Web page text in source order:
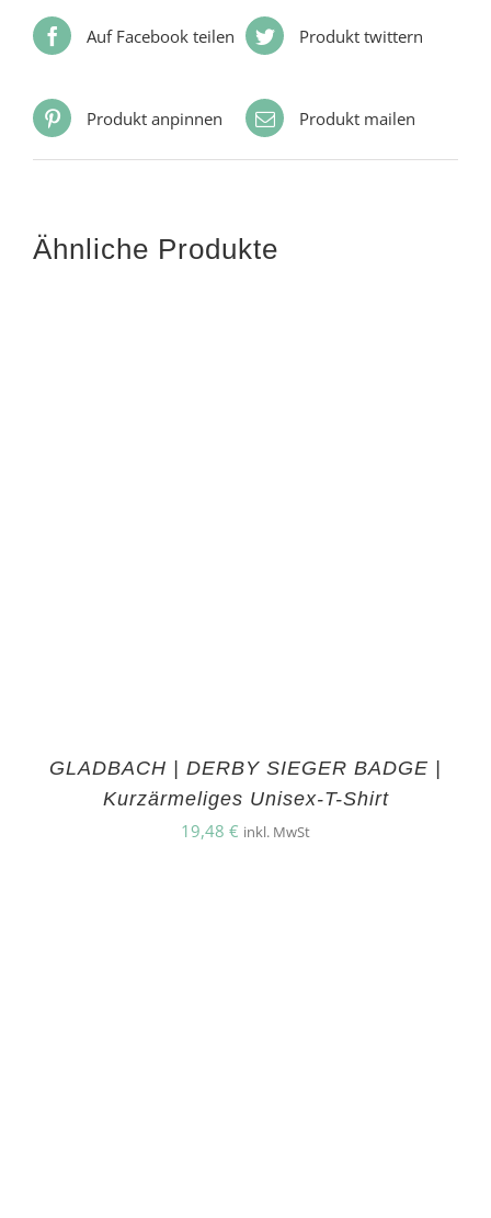
Auf Facebook teilen Produkt twittern
Produkt anpinnen Produkt mailen
Ähnliche Produkte
GLADBACH | DERBY SIEGER BADGE |
Kurzärmeliges Unisex-T-Shirt
19,48 € inkl. MwSt